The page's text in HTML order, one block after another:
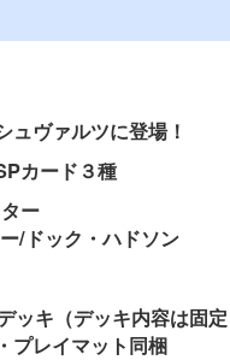
ュヴァルツに登場！
カード３種
ー
/ドック・ハドソン
キ（デッキ内容は固定
プレイマット同梱